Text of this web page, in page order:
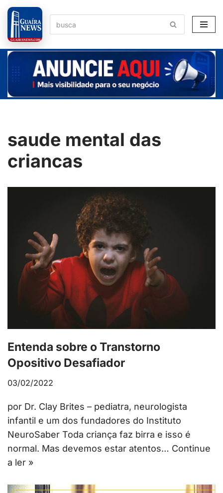
Pular
para
o
conteúdo
saude mental das
criancas
Entenda sobre o Transtorno
Opositivo Desafiador
03/02/2022
por Dr. Clay Brites – pediatra, neurologista
infantil e um dos fundadores do Instituto
NeuroSaber Toda criança faz birra e isso é
normal. Mas devemos estar atentos… Continue
a ler »